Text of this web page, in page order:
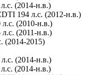
(2014-н.в.)
194 л.с. (2012-н.в.)
(2010-н.в.)
(2011-н.в.)
(2014-2015)
(2014-н.в.)
(2014-н.в.)